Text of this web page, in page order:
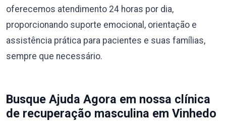
oferecemos atendimento 24 horas por dia,
proporcionando suporte emocional, orientação e
assistência prática para pacientes e suas famílias,
sempre que necessário.
Busque Ajuda Agora em nossa clínica
de recuperação masculina em Vinhedo